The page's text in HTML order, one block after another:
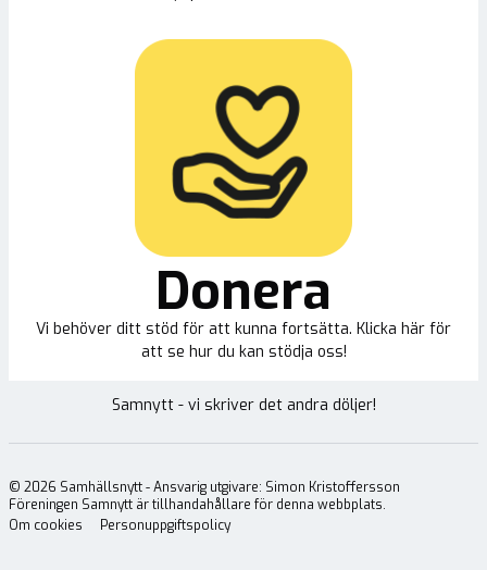
Donera
Vi behöver ditt stöd för att kunna fortsätta. Klicka här för
att se hur du kan stödja oss!
Samnytt - vi skriver det andra döljer!
© 2026 Samhällsnytt - Ansvarig utgivare: Simon Kristoffersson
Föreningen Samnytt är tillhandahållare för denna webbplats.
Om cookies
Personuppgiftspolicy